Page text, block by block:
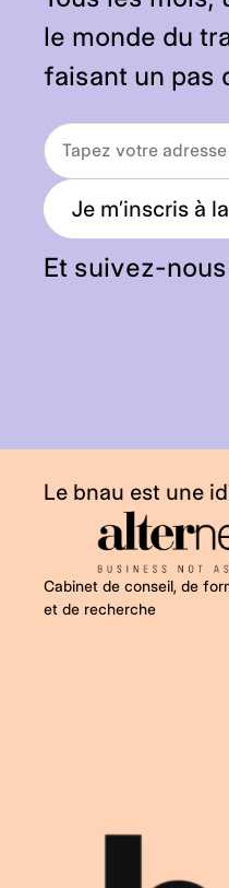
le monde du
faisant un pas
Je m’inscris à
Et suivez-
Le bnau est une
Cabinet de conseil, de
et de recherche